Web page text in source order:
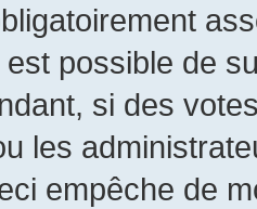
possible de
si des
les
empêche de